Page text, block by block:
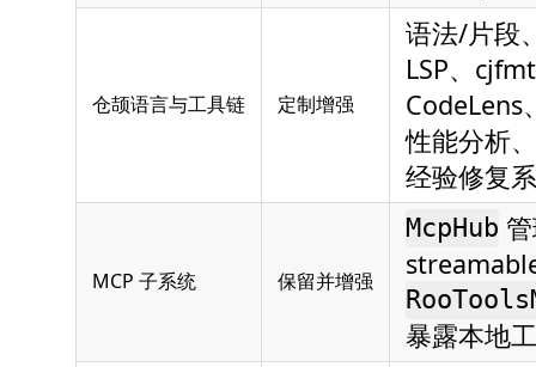
仓颉语言与工具链 定制增强
语法/片段
LSP、
性能分析
经验修复
MCP 子系统 保留并增强
McpHub
暴露本地